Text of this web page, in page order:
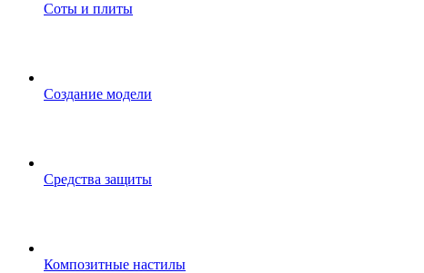
Соты и плиты
Создание модели
Средства защиты
Композитные настилы